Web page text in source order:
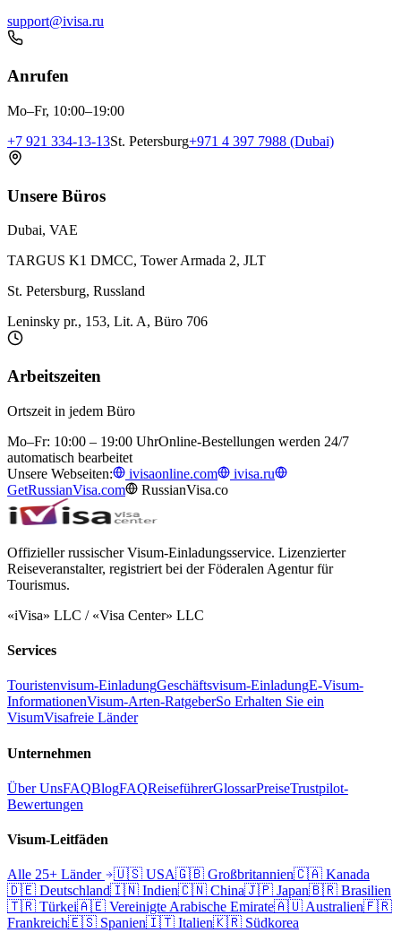
support@ivisa.ru
Anrufen
Mo–Fr, 10:00–19:00
+7 921 334-13-13St. Petersburg+971 4 397 7988 (Dubai)
Unsere Büros
Dubai, VAE
TARGUS K1 DMCC, Tower Armada 2, JLT
St. Petersburg, Russland
Leninsky pr., 153, Lit. A, Büro 706
Arbeitszeiten
Ortszeit in jedem Büro
Mo–Fr: 10:00 – 19:00 UhrOnline-Bestellungen werden 24/7
automatisch bearbeitet
Unsere Webseiten:
ivisaonline.com
ivisa.ru
GetRussianVisa.com
RussianVisa.co
Offizieller russischer Visum-Einladungsservice. Lizenzierter
Reiseveranstalter, registriert bei der Föderalen Agentur für
Tourismus.
«iVisa» LLC / «Visa Center» LLC
Services
Touristenvisum-EinladungGeschäftsvisum-EinladungE-Visum-
InformationenVisum-Arten-RatgeberSo Erhalten Sie ein
VisumVisafreie Länder
Unternehmen
Über UnsFAQBlogFAQReiseführerGlossarPreiseTrustpilot-
Bewertungen
Visum-Leitfäden
Alle 25+ Länder 🇺🇸 USA🇬🇧 Großbritannien🇨🇦 Kanada
🇩🇪 Deutschland🇮🇳 Indien🇨🇳 China🇯🇵 Japan🇧🇷 Brasilien
🇹🇷 Türkei🇦🇪 Vereinigte Arabische Emirate🇦🇺 Australien🇫🇷
Frankreich🇪🇸 Spanien🇮🇹 Italien🇰🇷 Südkorea